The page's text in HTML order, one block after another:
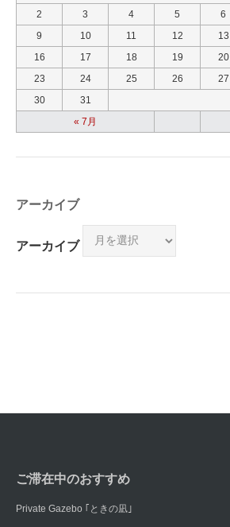
« 7月
2
3 4 5 6
9
10 11 12 13
16
17 18 19 20
23
24 25 26 27
30
31
アーカイブ
アーカイブ
ご滞在中のおすすめ
Private Gazebo ｢ときの凪｣